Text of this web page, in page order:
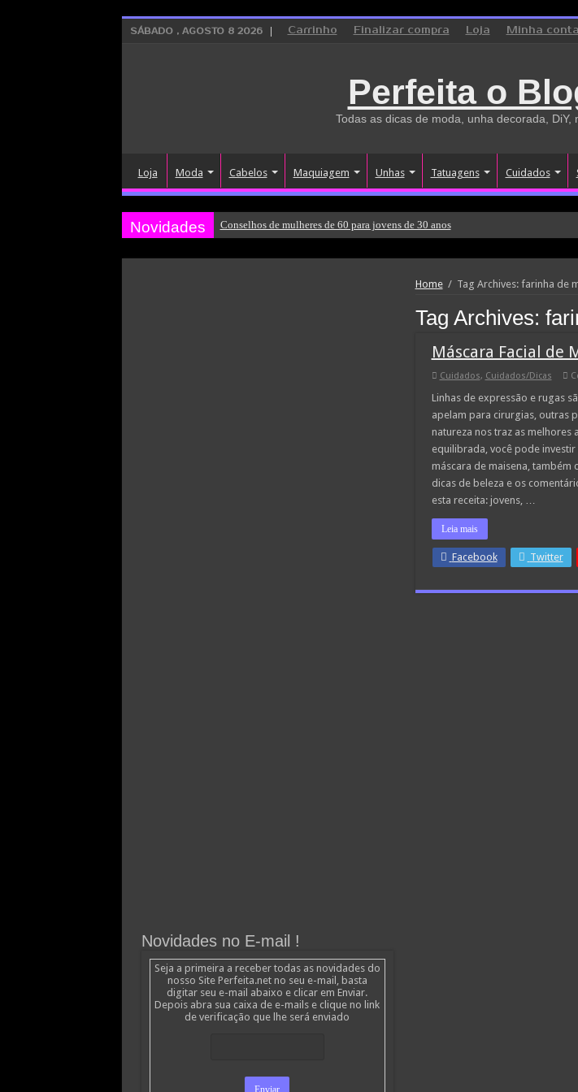
SÁBADO , AGOSTO 8 2026 Carrinho Finalizar compra Loja Minha conta
Perfeita o
Todas as dicas de moda, unha decorada, DiY,
Loja Moda Cabelos Maquiagem Unhas Tatuagens Cuidados
Novidades Conselhos de mulheres de 60 para jovens de 30 anos
Home / Tag Archives: farinha de
Tag Archives:
Máscara Facial de
Cuidados, Cuidados/Dicas
Linhas de expressão e rugas
apelam para cirurgias, outras
natureza nos traz as melhores
equilibrada, você pode
máscara de maisena, também
dicas de beleza e os
esta receita: jovens, …
Leia mais
Facebook Twitter
Novidades no E-mail !
Seja a primeira a receber todas as novidades do
nosso Site Perfeita.net no seu e-mail, basta
digitar seu e-mail abaixo e clicar em Enviar.
Depois abra sua caixa de e-mails e clique no link
de verificação que lhe será enviado